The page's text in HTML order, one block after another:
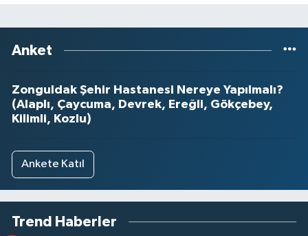
Anket
Zonguldak Şehir Hastanesi Nereye Yapılmalı?
(Alaplı, Çaycuma, Devrek, Ereğli, Gökçebey,
Kilimli, Kozlu)
Ankete Katıl
Trend Haberler